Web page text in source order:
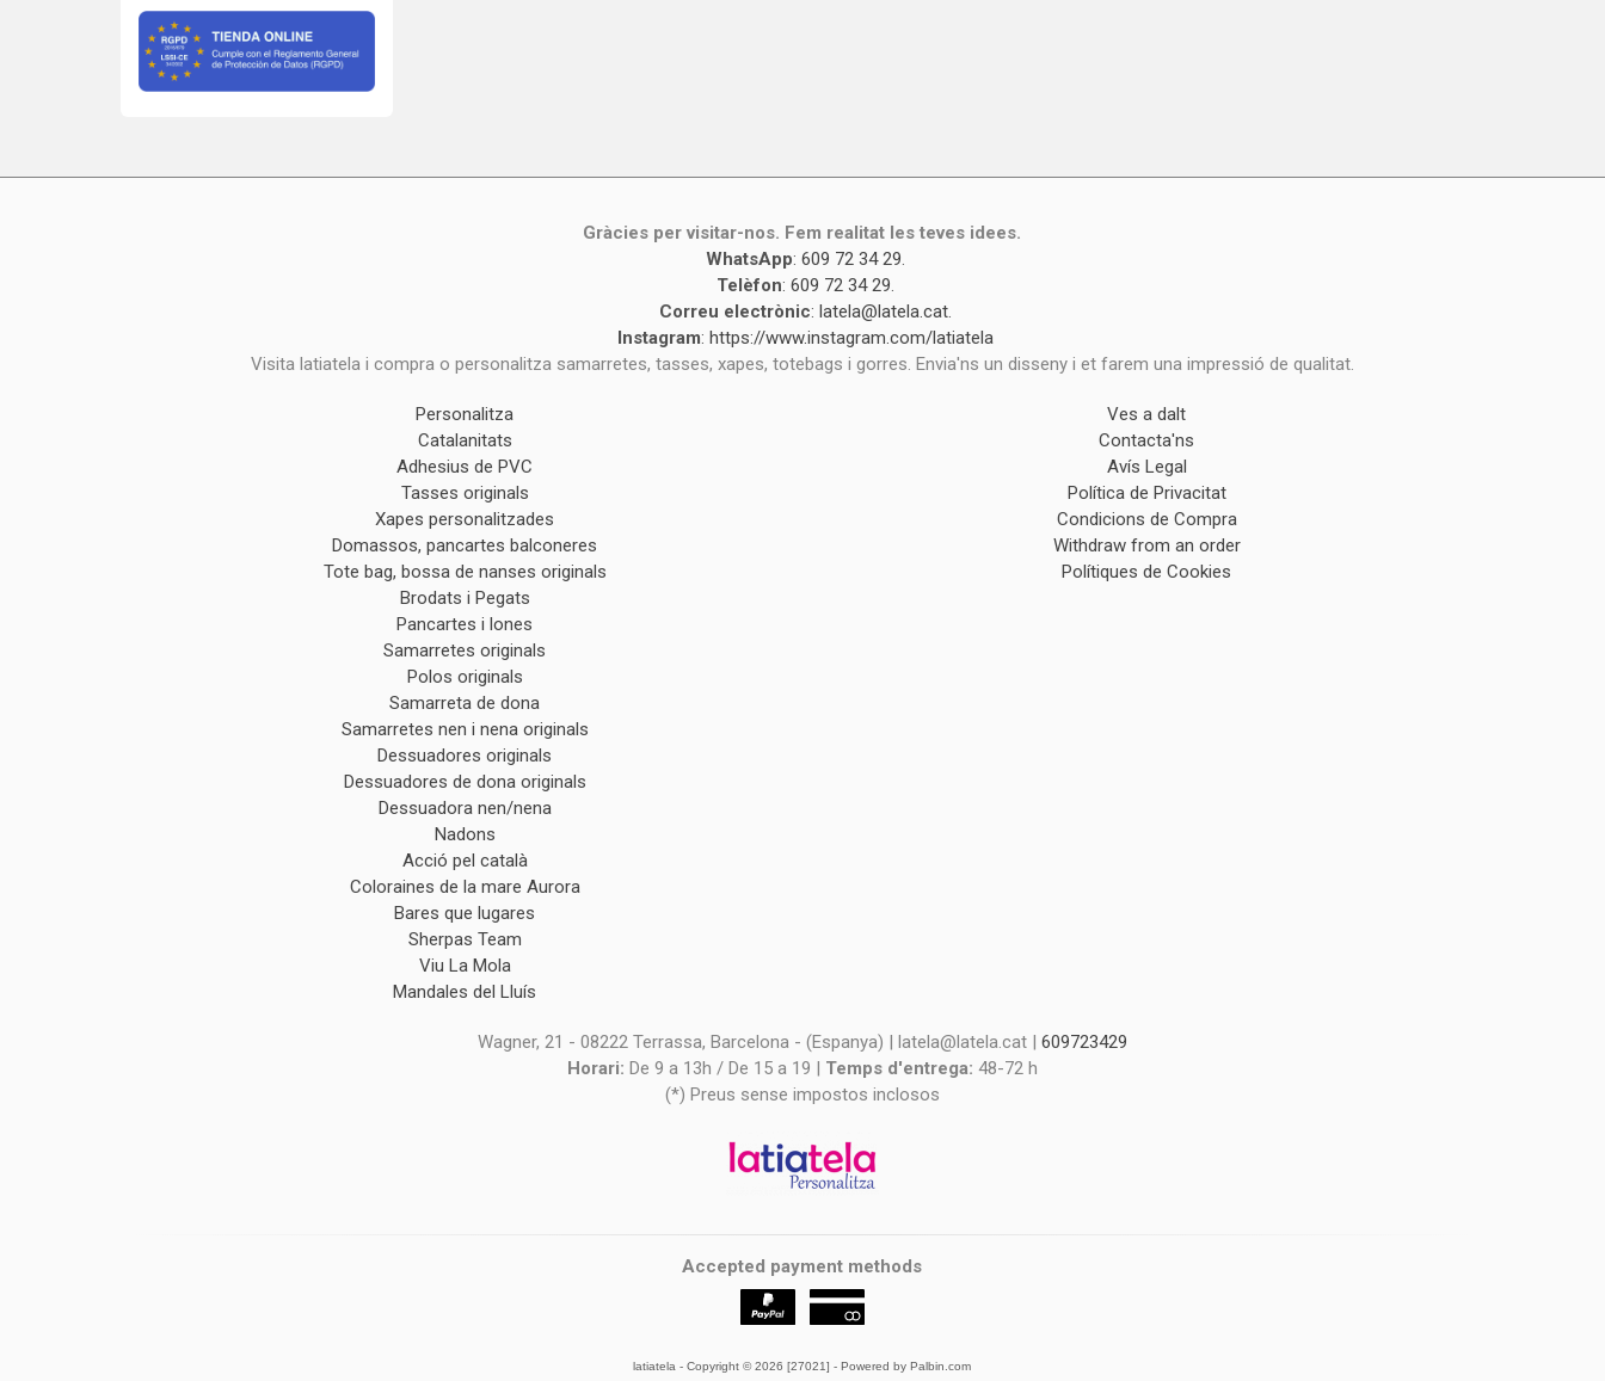
Gràcies per visitar-nos. Fem realitat les teves idees.
WhatsApp:609 72 34 29.
Telèfon:609 72 34 29.
Correu electrònic:latela@latela.cat.
Instagram:https://www.instagram.com/latiatela
Visita latiatela i compra o personalitza samarretes, tasses, xapes, totebags i gorres. Envia'ns un disseny i et farem una impressió de qualitat.
Personalitza
Catalanitats
Adhesius de PVC
Tasses originals
Xapes personalitzades
Domassos, pancartes balconeres
Tote bag, bossa de nanses originals
Brodats i Pegats
Pancartes i lones
Samarretes originals
Polos originals
Samarreta de dona
Samarretes nen i nena originals
Dessuadores originals
Dessuadores de dona originals
Dessuadora nen/nena
Nadons
Acció pel català
Coloraines de la mare Aurora
Bares que lugares
Sherpas Team
Viu La Mola
Mandales del Lluís
Ves a dalt
Contacta'ns
Avís Legal
Política de Privacitat
Condicions de Compra
Withdraw from an order
Polítiques de Cookies
Wagner, 21 - 08222 Terrassa, Barcelona - (Espanya) | latela@latela.cat | 609723429
Horari: De 9 a 13h / De 15 a 19 | Temps d'entrega: 48-72 h
(*) Preus sense impostos inclosos
Accepted payment methods
latiatela - Copyright © 2026 [27021] - Powered by Palbin.com